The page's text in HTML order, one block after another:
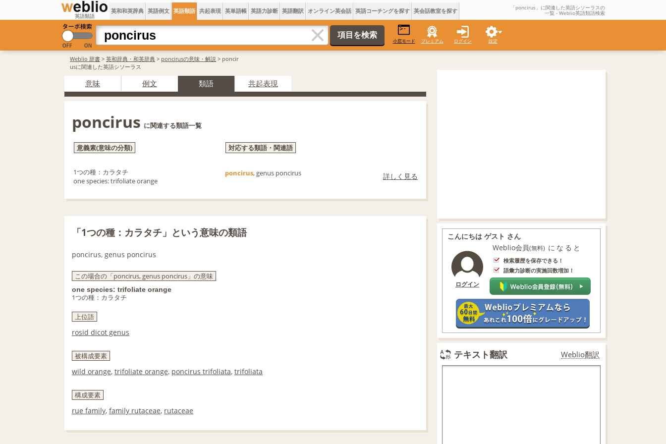
英語類語
英和和英辞典 英語例文 英語類語 共起表現 英単語帳 英語力診断 英語翻訳 オンライン英会話 英語コーチングを探す 英会話教室を探す 「poncirus」に関連した英語シソーラスの
一覧 - Weblio英語類語検索
小窓モード プレミアム ログイン 設定
Weblio 辞書 > 英和辞典・和英辞典 > poncirusの意味・解説 > poncir
usに関連した英語シソーラス
意味 例文 類語 共起表現
poncirus に関連する類語一覧
意義素(意味の分類) 対応する類語・関連語
1つの種：カラタチ
one species: trifoliate orange
poncirus, genus poncirus 詳しく見る
「1つの種：カラタチ」という意味の類語
poncirus, genus poncirus
この場合の「poncirus, genus poncirus」の意味
one species: trifoliate orange
1つの種：カラタチ
上位語
rosid dicot genus
被構成要素
wild orange, trifoliate orange, poncirus trifoliata, trifoliata
構成要素
rue family, family rutaceae, rutaceae
こんにちは ゲスト さん
ログイン
Weblio会員(無料) になると
検索履歴を保存できる！
語彙力診断の実施回数増加！
テキスト翻訳 Weblio翻訳